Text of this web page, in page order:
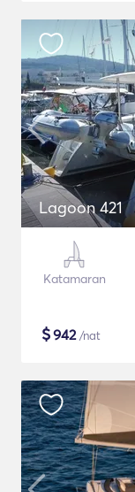
Lagoon 421
Katamaran
$942/nat